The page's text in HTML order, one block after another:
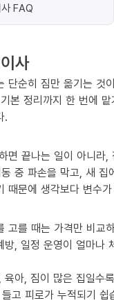
FAQ
사
단순히 짐만 옮기는 것
본 정리까지 한 번에
.
면 끝나는 일이 아니라,
중 파손을 막고, 새 집
때문에 생각보다 변수
고를 때는 가격만 비교
, 일정 운영이 얼마나
육아, 짐이 많은 집일수
고 피로가 누적되기 쉽